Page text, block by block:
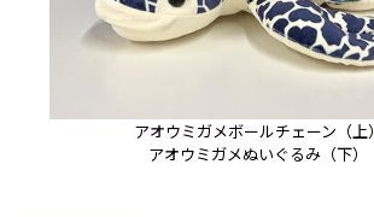
アオウミガメボールチェーン（上）
アオウミガメぬいぐるみ（下）